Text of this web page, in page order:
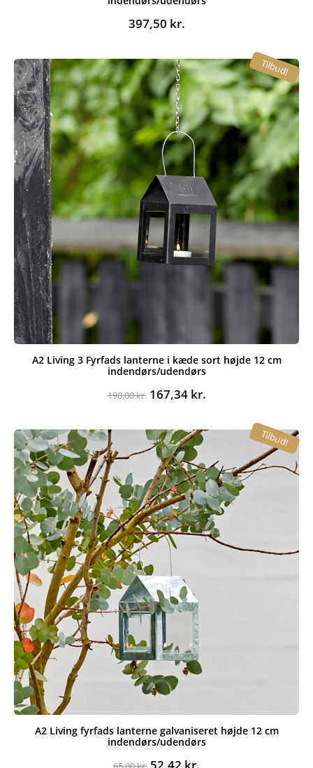
397,50 kr.
Tilbud!
A2 Living 3 Fyrfads lanterne i kæde sort højde 12 cm
indendørs/udendørs
190,00kr. Den
var:
190,00 kr..
167,34 kr.Den
er:
167,34 kr..
Tilbud!
A2 Living fyrfads lanterne galvaniseret højde 12 cm
indendørs/udendørs
Den